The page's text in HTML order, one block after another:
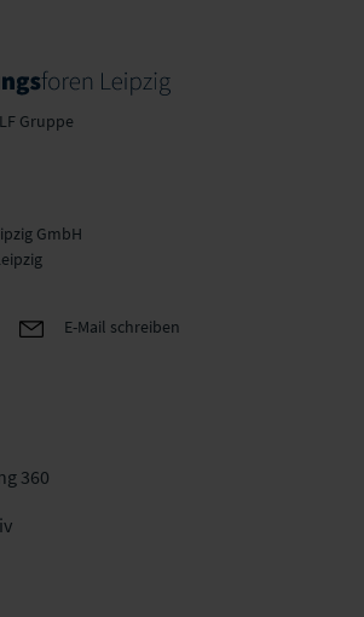
Gruppe
GmbH
E-Mail schreiben
360